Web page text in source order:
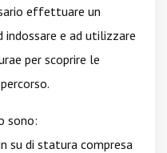
effettuare un
indossare e ad utilizzare
per scoprire le
sono:
su di statura compresa